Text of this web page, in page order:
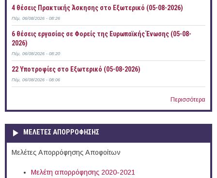
4 θέσεις Πρακτικής Άσκησης στο Εξωτερικό (05-08-2026)
Πέμ, 06/08/2026 - 08:26
6 θέσεις εργασίας σε Φορείς της Ευρωπαϊκής Ένωσης (05-08-
2026)
Πέμ, 06/08/2026 - 08:20
22 Υποτροφίες στο Εξωτερικό (05-08-2026)
Πέμ, 06/08/2026 - 08:06
Περισσότερα
ΜΕΛΕΤΕΣ ΑΠΟΡΡΟΦΗΣΗΣ
Μελέτες Απορρόφησης Αποφοίτων
Μελέτη απορρόφησης 2020-2021